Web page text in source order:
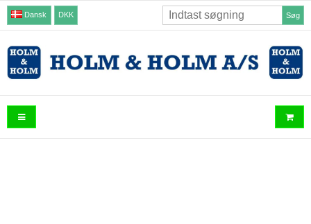
Dansk DKK Søg